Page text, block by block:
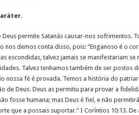
Deus permite Satanás causar-nos
nos demos conta disso, pois: “Enganoso é o
escondidas, talvez jamais se manifestariam
Talvez tenhamos também de ser
nossa fé é provada. Temos a história do
de Deus. Deus as permitiu para provar a
fosse humana; mas Deus é fiel, e não
que a possais suportar.” I Coríntios 10:13.